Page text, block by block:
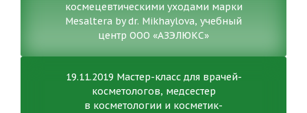
космецевтическими уходами марки
Mesaltera by dr. Mikhaylova, учебный
центр ООО «АЗЭЛЮКС»
19.11.2019 Мастер-класс для врачей-
косметологов, медсестер
в косметологии и косметик-